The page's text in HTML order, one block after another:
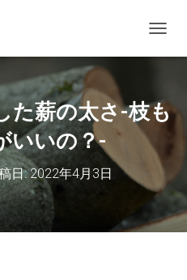
ビ
シ
ョ
切
替
た薪の太さ-枝も
いいの？-
日:2022年4月3日